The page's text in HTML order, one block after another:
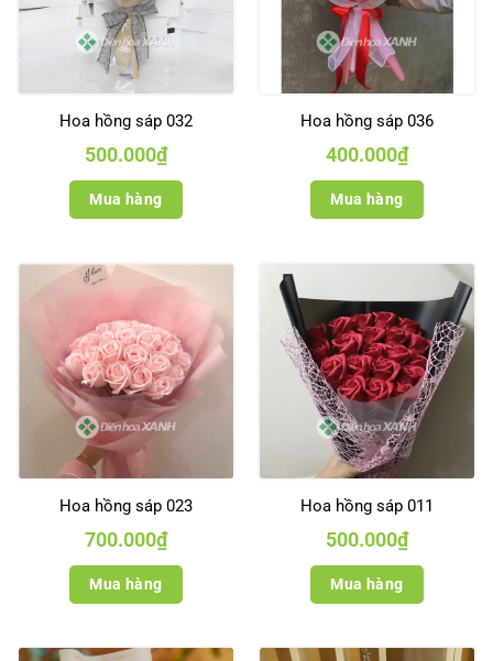
Hoa hồng sáp 032
500.000₫
Mua hàng
Hoa hồng sáp 036
400.000₫
Mua hàng
Hoa hồng sáp 023
700.000₫
Mua hàng
Hoa hồng sáp 011
500.000₫
Mua hàng